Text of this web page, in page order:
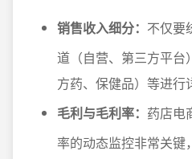
销售收入细分： 不仅要
道（自营、第三方平台
方药、保健品）等进行
毛利与毛利率： 药店电
率的动态监控非常关键